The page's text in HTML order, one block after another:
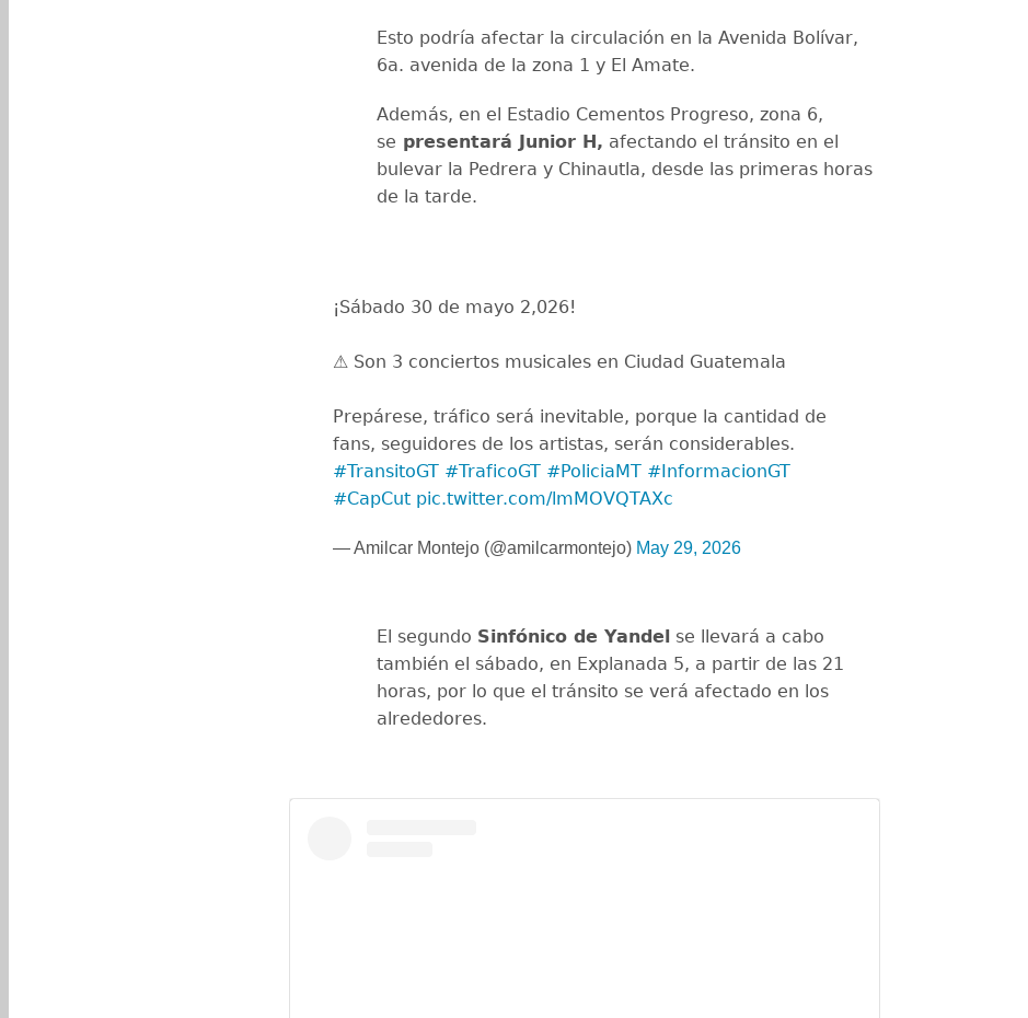
Esto podría afectar la circulación en la Avenida Bolívar,
6a. avenida de la zona 1 y El Amate.
Además, en el Estadio Cementos Progreso, zona 6,
se presentará Junior H, afectando el tránsito en el
bulevar la Pedrera y Chinautla, desde las primeras horas
de la tarde.
¡Sábado 30 de mayo 2,026!
⚠️ Son 3 conciertos musicales en Ciudad Guatemala
Prepárese, tráfico será inevitable, porque la cantidad de
fans, seguidores de los artistas, serán considerables.
#TransitoGT #TraficoGT #PoliciaMT #InformacionGT
#CapCut pic.twitter.com/lmMOVQTAXc
— Amilcar Montejo (@amilcarmontejo) May 29, 2026
El segundo Sinfónico de Yandel se llevará a cabo
también el sábado, en Explanada 5, a partir de las 21
horas, por lo que el tránsito se verá afectado en los
alrededores.